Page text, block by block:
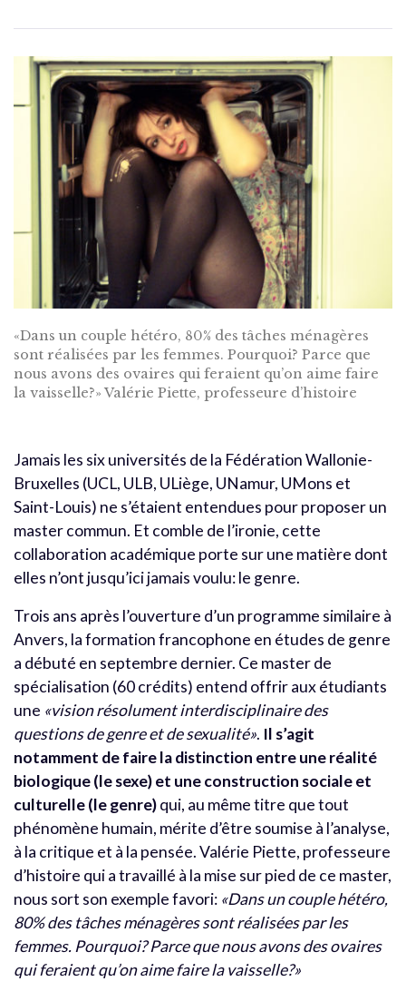
«Dans un couple hétéro, 80% des tâches ménagères
sont réalisées par les femmes. Pourquoi? Parce que
nous avons des ovaires qui feraient qu’on aime faire
la vaisselle?» Valérie Piette, professeure d’histoire
Jamais les six universités de la Fédération Wallonie-
Bruxelles (UCL, ULB, ULiège, UNamur, UMons et
Saint-Louis) ne s’étaient entendues pour proposer un
master commun. Et comble de l’ironie, cette
collaboration académique porte sur une matière dont
elles n’ont jusqu’ici jamais voulu: le genre.
Trois ans après l’ouverture d’un programme similaire à
Anvers, la formation francophone en études de genre
a débuté en septembre dernier. Ce master de
spécialisation (60 crédits) entend offrir aux étudiants
une «vision résolument interdisciplinaire des
questions de genre et de sexualité». Il s’agit
notamment de faire la distinction entre une réalité
biologique (le sexe) et une construction sociale et
culturelle (le genre)qui, au même titre que tout
phénomène humain, mérite d’être soumise à l’analyse,
à la critique et à la pensée. Valérie Piette, professeure
d’histoire qui a travaillé à la mise sur pied de ce master,
nous sort son exemple favori: «Dans un couple hétéro,
80% des tâches ménagères sont réalisées par les
femmes. Pourquoi? Parce que nous avons des ovaires
qui feraient qu’on aime faire la vaisselle?»